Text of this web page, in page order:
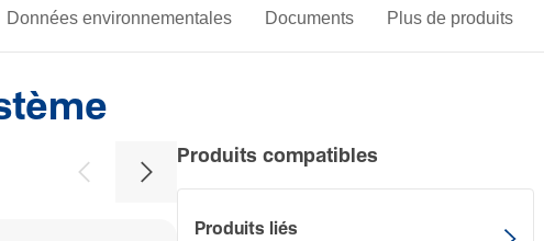
Données environnementales Documents Plus de produits
Produits compatibles
Produits liés